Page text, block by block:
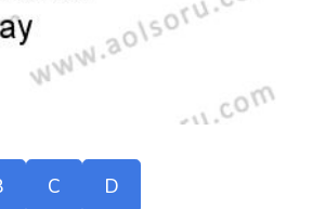
C D